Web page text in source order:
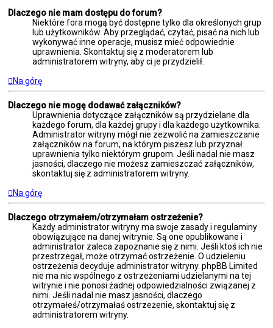
Dlaczego nie mam dostępu do forum?
Niektóre fora mogą być dostępne tylko dla określonych grup
lub użytkowników. Aby przeglądać, czytać, pisać na nich lub
wykonywać inne operacje, musisz mieć odpowiednie
uprawnienia. Skontaktuj się z moderatorem lub
administratorem witryny, aby ci je przydzielił.
Na górę
Dlaczego nie mogę dodawać załączników?
Uprawnienia dotyczące załączników są przydzielane dla
każdego forum, dla każdej grupy i dla każdego użytkownika.
Administrator witryny mógł nie zezwolić na zamieszczanie
załączników na forum, na którym piszesz lub przyznał
uprawnienia tylko niektórym grupom. Jeśli nadal nie masz
jasności, dlaczego nie możesz zamieszczać załączników,
skontaktuj się z administratorem witryny.
Na górę
Dlaczego otrzymałem/otrzymałam ostrzeżenie?
Każdy administrator witryny ma swoje zasady i regulaminy
obowiązujące na danej witrynie. Są one opublikowane i
administrator zaleca zapoznanie się z nimi. Jeśli ktoś ich nie
przestrzegał, może otrzymać ostrzeżenie. O udzieleniu
ostrzeżenia decyduje administrator witryny. phpBB Limited
nie ma nic wspólnego z ostrzeżeniami udzielanymi na tej
witrynie i nie ponosi żadnej odpowiedzialności związanej z
nimi. Jeśli nadal nie masz jasności, dlaczego
otrzymałeś/otrzymałaś ostrzeżenie, skontaktuj się z
administratorem witryny.